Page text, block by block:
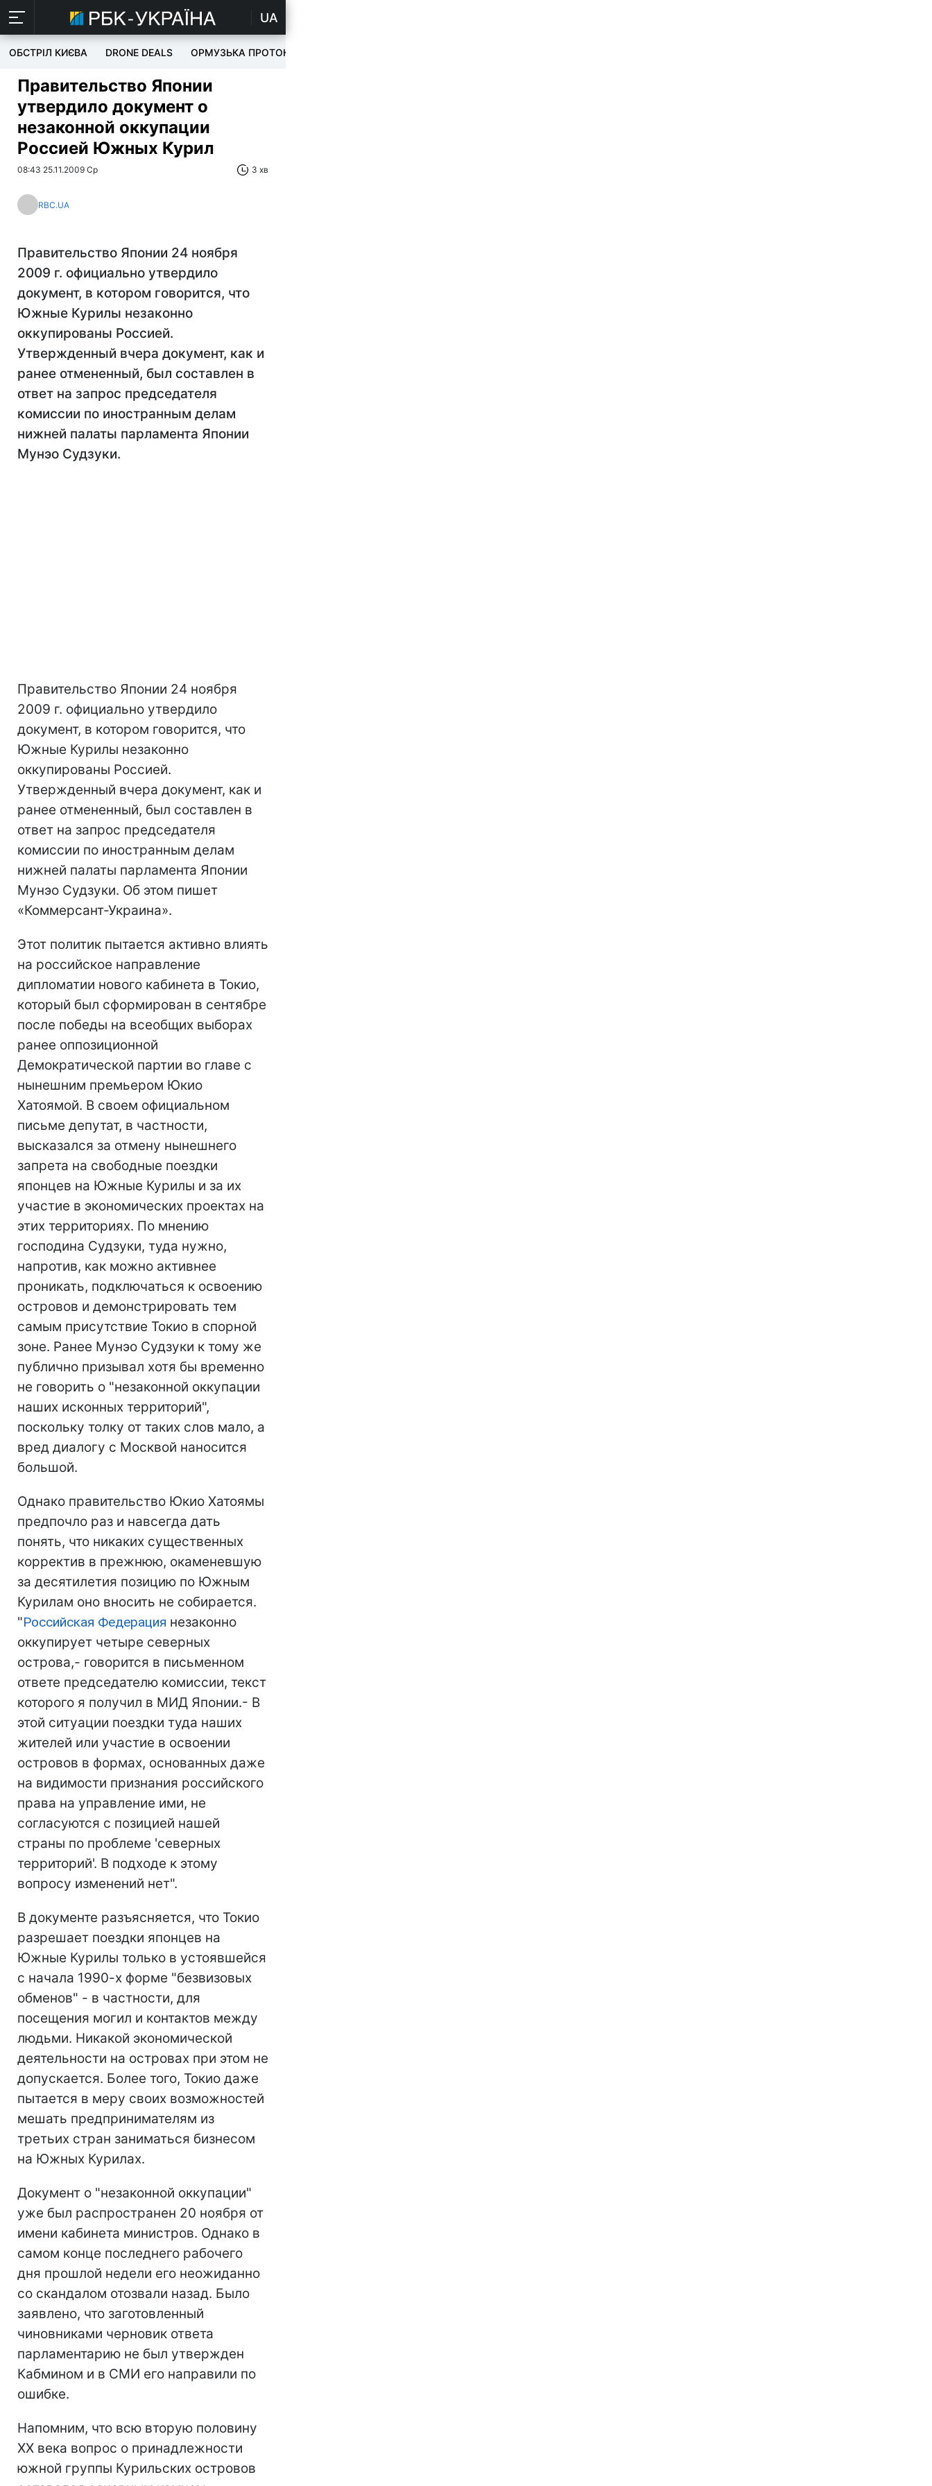
UA
ОБСТРІЛ КИЄВА DRONE DEALS ОРМУЗЬКА ПРОТОКА
Правительство Японии
утвердило документ о
незаконной оккупации
Россией Южных Курил
08:43 25.11.2009 Ср 3 хв
RBC.UA
Правительство Японии 24 ноября
2009 г. официально утвердило
документ, в котором говорится, что
Южные Курилы незаконно
оккупированы Россией.
Утвержденный вчера документ, как и
ранее отмененный, был составлен в
ответ на запрос председателя
комиссии по иностранным делам
нижней палаты парламента Японии
Мунэо Судзуки.
Правительство Японии 24 ноября
2009 г. официально утвердило
документ, в котором говорится, что
Южные Курилы незаконно
оккупированы Россией.
Утвержденный вчера документ, как и
ранее отмененный, был составлен в
ответ на запрос председателя
комиссии по иностранным делам
нижней палаты парламента Японии
Мунэо Судзуки. Об этом пишет
«Коммерсант-Украина».
Этот политик пытается активно влиять
на российское направление
дипломатии нового кабинета в Токио,
который был сформирован в сентябре
после победы на всеобщих выборах
ранее оппозиционной
Демократической партии во главе с
нынешним премьером Юкио
Хатоямой. В своем официальном
письме депутат, в частности,
высказался за отмену нынешнего
запрета на свободные поездки
японцев на Южные Курилы и за их
участие в экономических проектах на
этих территориях. По мнению
господина Судзуки, туда нужно,
напротив, как можно активнее
проникать, подключаться к освоению
островов и демонстрировать тем
самым присутствие Токио в спорной
зоне. Ранее Мунэо Судзуки к тому же
публично призывал хотя бы временно
не говорить о "незаконной оккупации
наших исконных территорий",
поскольку толку от таких слов мало, а
вред диалогу с Москвой наносится
большой.
Однако правительство Юкио Хатоямы
предпочло раз и навсегда дать
понять, что никаких существенных
корректив в прежнюю, окаменевшую
за десятилетия позицию по Южным
Курилам оно вносить не собирается.
"Российская Федерация незаконно
оккупирует четыре северных
острова,- говорится в письменном
ответе председателю комиссии, текст
которого я получил в МИД Японии.- В
этой ситуации поездки туда наших
жителей или участие в освоении
островов в формах, основанных даже
на видимости признания российского
права на управление ими, не
согласуются с позицией нашей
страны по проблеме 'северных
территорий'. В подходе к этому
вопросу изменений нет".
В документе разъясняется, что Токио
разрешает поездки японцев на
Южные Курилы только в устоявшейся
с начала 1990-х форме "безвизовых
обменов" - в частности, для
посещения могил и контактов между
людьми. Никакой экономической
деятельности на островах при этом не
допускается. Более того, Токио даже
пытается в меру своих возможностей
мешать предпринимателям из
третьих стран заниматься бизнесом
на Южных Курилах.
Документ о "незаконной оккупации"
уже был распространен 20 ноября от
имени кабинета министров. Однако в
самом конце последнего рабочего
дня прошлой недели его неожиданно
со скандалом отозвали назад. Было
заявлено, что заготовленный
чиновниками черновик ответа
парламентарию не был утвержден
Кабмином и в СМИ его направили по
ошибке.
Напомним, что всю вторую половину
XX века вопрос о принадлежности
южной группы Курильских островов